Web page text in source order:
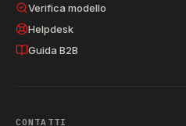
Verifica modello
Helpdesk
Guida B2B
CONTATTI